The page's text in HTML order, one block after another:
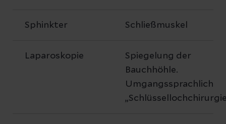
Sphinkter Schließmuskel
Laparoskopie
Spiegelung der
Bauchhöhle.
Umgangssprachlich